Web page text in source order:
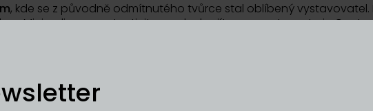
, kde se z původně odmítnutého tvůrce stal oblíbený vystavovatel.
Minimalismus, autenticita a odvaha jít svou cestou – to je
dobře!